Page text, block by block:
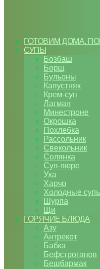
ГОТОВИМ ДОМА.
СУПЫ
Бозбаш
Борщ
Бульоны
Капустняк
Крем-суп
Лагман
Минестроне
Окрошка
Похлебка
Рассольник
Свекольник
Солянка
Суп-пюре
Уха
Харчо
Холодные
Шурпа
Щи
ГОРЯЧИЕ БЛЮДА
Азу
Антрекот
Бабка
Бефстроганов
Бешбармак